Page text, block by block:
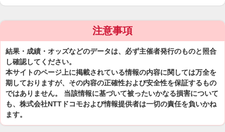
注意事項
結果・成績・オッズなどのデータは、必ず主催者発行のものと照合
し確認してください。
本サイトのページ上に掲載されている情報の内容に関しては万全を
期しておりますが、その内容の正確性および安全性を保証するもの
ではありません。 当該情報に基づいて被ったいかなる損害について
も、株式会社NTTドコモおよび情報提供者は一切の責任を負いかね
ます。